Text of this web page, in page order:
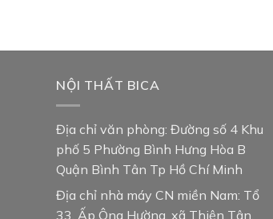
NỘI THẤT BICA
Địa chỉ văn phòng: Đường số 4 Khu
phố 5 Phường Bình Hưng Hòa B
Quận Bình Tân Tp Hồ Chí Minh
Địa chỉ nhà máy CN miền Nam: Tổ
33, Ấp Ông Hường, xã Thiện Tân,